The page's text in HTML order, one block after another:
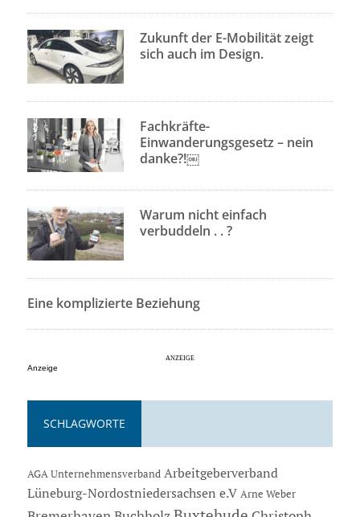
Zukunft der E-Mobilität zeigt
sich auch im Design.
Fachkräfte-
Einwanderungsgesetz – nein
danke?!￼
Warum nicht einfach
verbuddeln . . ?
Eine komplizierte Beziehung
Anzeige
SCHLAGWORTE
AGA Unternehmensverband Arbeitgeberverband
Lüneburg-Nordostniedersachsen e.V Arne Weber